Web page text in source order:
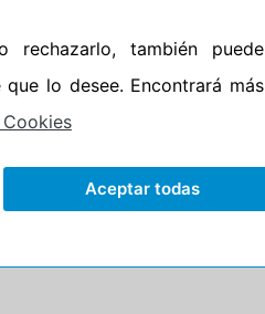
en el BOE de 26 de
Artículo 84 de la
también puede
lo desee. Encontrará más
Aceptar todas